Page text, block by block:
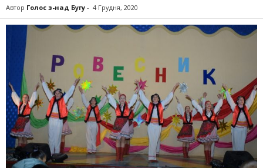
Автор Голос з-над Бугу - 4 Грудня, 2020